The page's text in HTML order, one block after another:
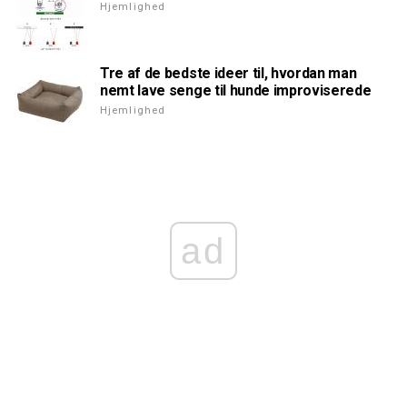
Hjemlighed
Tre af de bedste ideer til, hvordan man
nemt lave senge til hunde improviserede
Hjemlighed
ad